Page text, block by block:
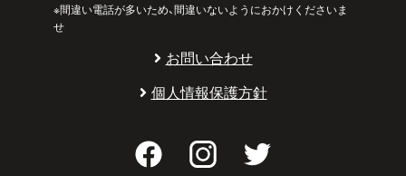
※間違い電話が多いため、間違いないようにおかけくださいま
せ
お問い合わせ
個人情報保護方針